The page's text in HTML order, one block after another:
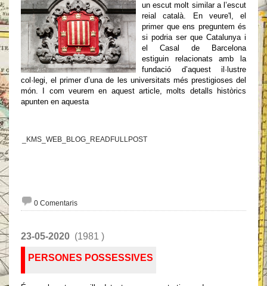
un escut molt similar a l’escut
reial català. En veure'l, el
primer que ens preguntem és
si podria ser que Catalunya i
el Casal de Barcelona
estiguin relacionats amb la
fundació d’aquest il·lustre
col·legi, el primer d’una de les universitats més prestigioses del
món. I com veurem en aquest article, molts detalls històrics
apunten en aquesta
_KMS_WEB_BLOG_READFULLPOST
0 Comentaris
23-05-2020 (1981 )
PERSONES POSSESSIVES